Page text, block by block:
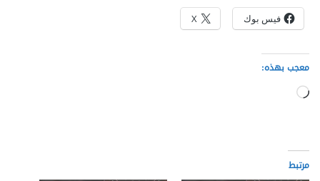
فيس بوك X
معجب بهذه:
جاري
مرتبط